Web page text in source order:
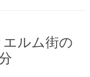
エルム街の